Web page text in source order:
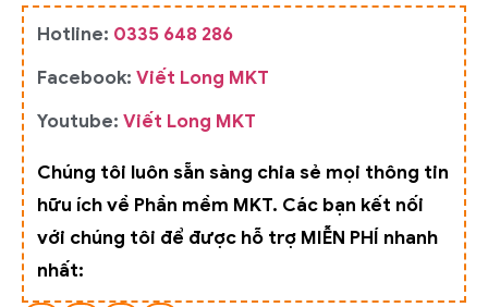
Hotline: 0335 648 286
Facebook: Viết Long MKT
Youtube: Viết Long MKT
Chúng tôi luôn sẵn sàng chia sẻ mọi thông tin
hữu ích về Phần mềm MKT. Các bạn kết nối
với chúng tôi để được hỗ trợ MIỄN PHÍ nhanh
nhất: